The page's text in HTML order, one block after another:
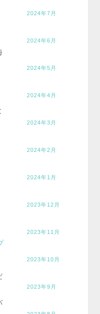
2024年7月
2024年6月
2024年5月
2024年4月
2024年3月
2024年2月
2024年1月
2023年12月
2023年11月
2023年10月
2023年9月